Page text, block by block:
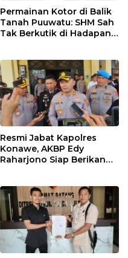
Permainan Kotor di Balik
Tanah Puuwatu: SHM Sah
Tak Berkutik di Hadapan
Resmi Jabat Kapolres
Konawe, AKBP Edy
Raharjono Siap Berikan